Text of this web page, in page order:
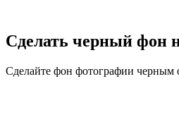
Сделать черный фон
Сделайте фон фотографии черным